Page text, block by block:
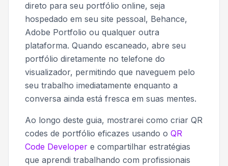
direto para seu portfólio online, seja
hospedado em seu site pessoal, Behance,
Adobe Portfolio ou qualquer outra
plataforma. Quando escaneado, abre seu
portfólio diretamente no telefone do
visualizador, permitindo que naveguem pelo
seu trabalho imediatamente enquanto a
conversa ainda está fresca em suas mentes.
Ao longo deste guia, mostrarei como criar QR
codes de portfólio eficazes usando o QR
Code Developer e compartilhar estratégias
que aprendi trabalhando com profissionais